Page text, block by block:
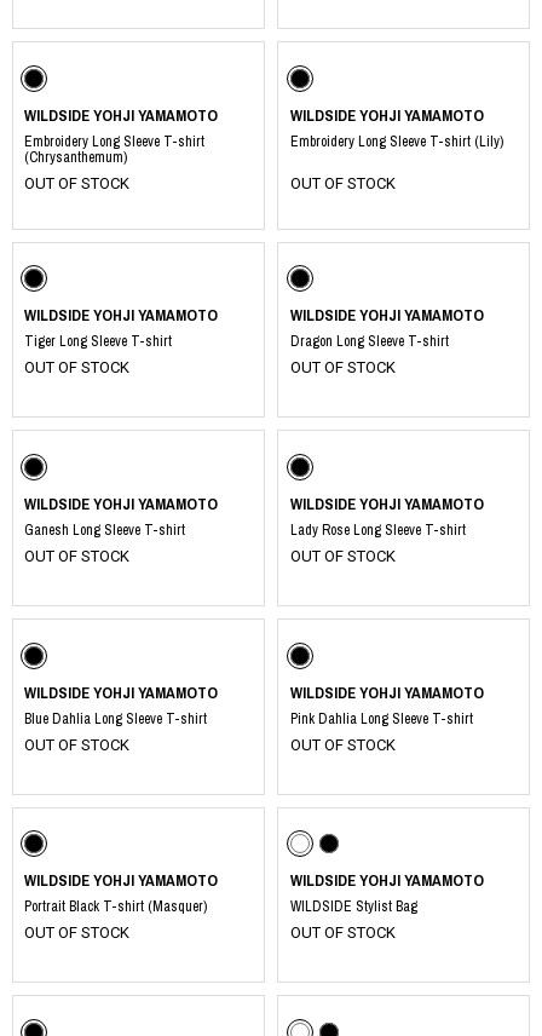
WILDSIDE YOHJI YAMAMOTO
Embroidery Long Sleeve T-shirt
(Chrysanthemum)
OUT OF STOCK
WILDSIDE YOHJI YAMAMOTO
Embroidery Long Sleeve T-shirt (Lily)
OUT OF STOCK
WILDSIDE YOHJI YAMAMOTO
Tiger Long Sleeve T-shirt
OUT OF STOCK
WILDSIDE YOHJI YAMAMOTO
Dragon Long Sleeve T-shirt
OUT OF STOCK
WILDSIDE YOHJI YAMAMOTO
Ganesh Long Sleeve T-shirt
OUT OF STOCK
WILDSIDE YOHJI YAMAMOTO
Lady Rose Long Sleeve T-shirt
OUT OF STOCK
WILDSIDE YOHJI YAMAMOTO
Blue Dahlia Long Sleeve T-shirt
OUT OF STOCK
WILDSIDE YOHJI YAMAMOTO
Pink Dahlia Long Sleeve T-shirt
OUT OF STOCK
WILDSIDE YOHJI YAMAMOTO
Portrait Black T-shirt (Masquer)
OUT OF STOCK
WILDSIDE YOHJI YAMAMOTO
WILDSIDE Stylist Bag
OUT OF STOCK